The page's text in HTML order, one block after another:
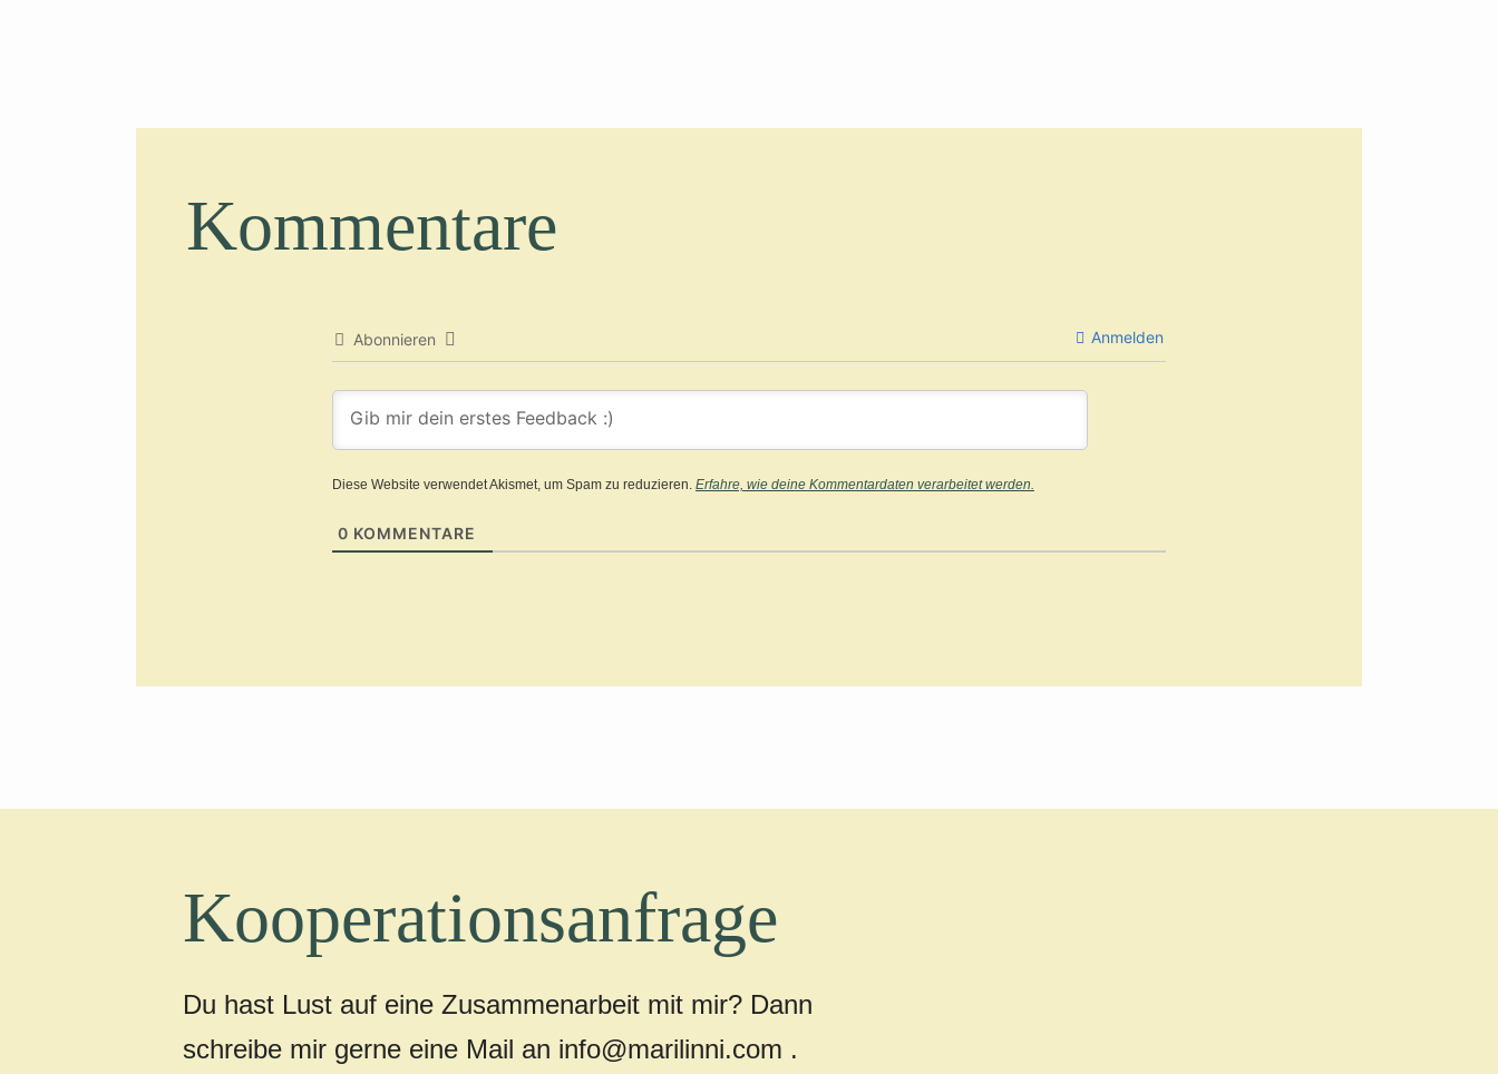
Kommentare
Abonnieren Anmelden
Diese Website verwendet Akismet, um Spam zu reduzieren. Erfahre, wie deine Kommentardaten verarbeitet werden.
0 KOMMENTARE
Kooperationsanfrage
Du hast Lust auf eine Zusammenarbeit mit mir? Dann
schreibe mir gerne eine Mail an info@marilinni.com .